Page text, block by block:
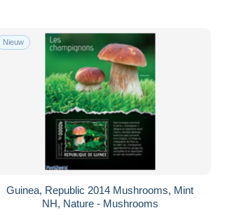
Nieuw
Guinea, Republic 2014 Mushrooms, Mint
NH, Nature - Mushrooms